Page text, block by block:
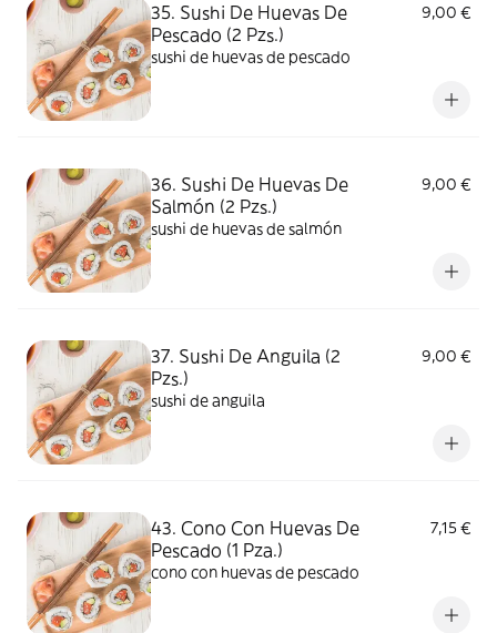
35. Sushi De Huevas De
Pescado (2 Pzs.)
9,00 €
sushi de huevas de pescado
36. Sushi De Huevas De
Salmón (2 Pzs.)
9,00 €
sushi de huevas de salmón
37. Sushi De Anguila (2
Pzs.)
9,00 €
sushi de anguila
43. Cono Con Huevas De
Pescado (1 Pza.)
7,15 €
cono con huevas de pescado